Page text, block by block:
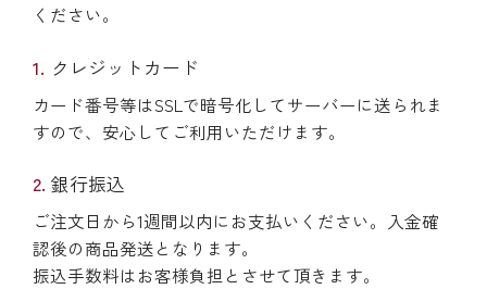
ください。
クレジットカード
カード番号等はSSLで暗号化してサーバーに送られま
すので、安心してご利用いただけます。
銀行振込
ご注文日から1週間以内にお支払いください。入金確
認後の商品発送となります。
振込手数料はお客様負担とさせて頂きます。